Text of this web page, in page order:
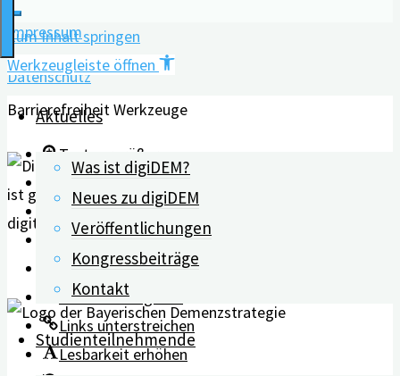
Aktuelles
Was ist digiDEM?
Neues zu digiDEM
Veröffentlichungen
Kongressbeiträge
Kontakt
Studienteilnehmende
Impressum
Datenschutz
Zum Inhalt springen
Werkzeugleiste öffnen
Barrierefreiheit Werkzeuge
Text vergrößern
Text verkleinern
Graustufen
Hoher Kontrast
Negativer Kontrast
Heller Hintergrund
Links unterstreichen
Lesbarkeit erhöhen